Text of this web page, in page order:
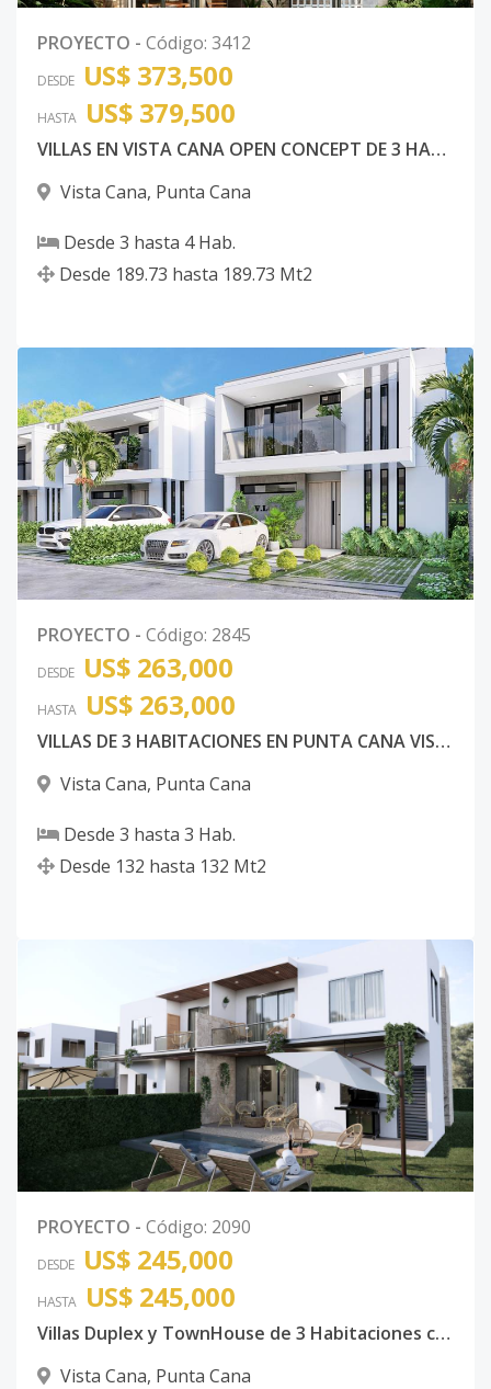
PROYECTO - Código: 3412
DESDE US$ 373,500
HASTA US$ 379,500
VILLAS EN VISTA CANA OPEN CONCEPT DE 3 HABITACIONES
Vista Cana, Punta Cana
Desde 3 hasta 4Hab.
Desde 189.73 hasta 189.73 Mt2
PROYECTO - Código: 2845
DESDE US$ 263,000
HASTA US$ 263,000
VILLAS DE 3 HABITACIONES EN PUNTA CANA VISTA CANA
Vista Cana, Punta Cana
Desde 3 hasta 3 Hab.
Desde 132 hasta 132 Mt2
PROYECTO - Código: 2090
DESDE US$ 245,000
HASTA US$ 245,000
Villas Duplex y TownHouse de 3 Habitaciones con piscina Vista Cana
Vista Cana, Punta Cana